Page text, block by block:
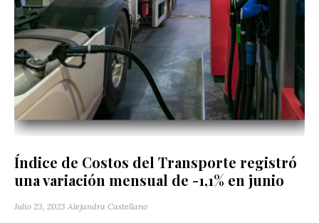
Índice de Costos del Transporte registró
una variación mensual de -1,1% en junio
Julio 23, 2023 Alejandra Castellano